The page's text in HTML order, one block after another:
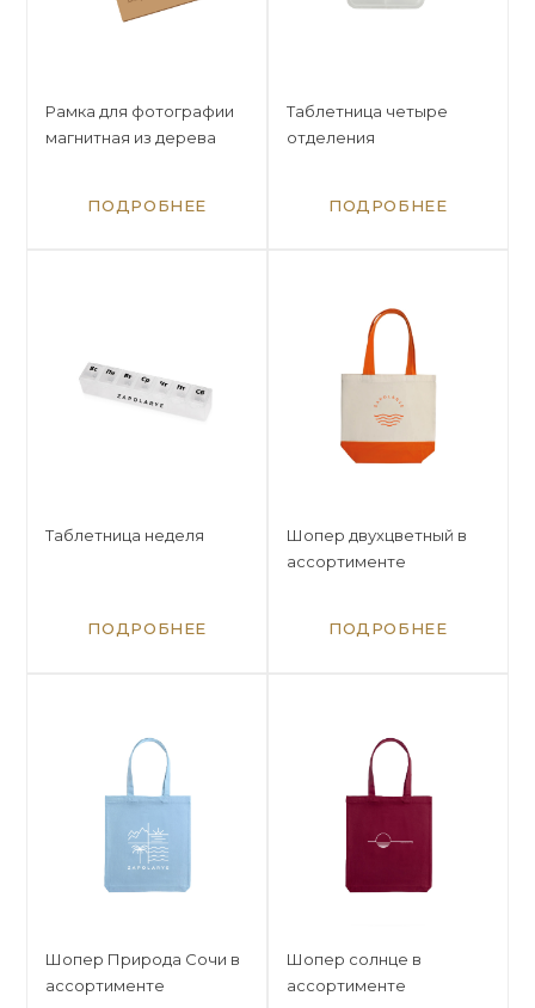
Рамка для фотографии
магнитная из дерева
ПОДРОБНЕЕ
Таблетница четыре
отделения
ПОДРОБНЕЕ
Таблетница неделя
ПОДРОБНЕЕ
Шопер двухцветный в
ассортименте
ПОДРОБНЕЕ
Шопер Природа Сочи в
ассортименте
Шопер солнце в
ассортименте